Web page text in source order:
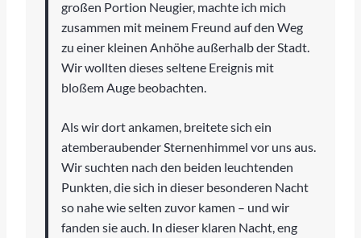
großen Portion Neugier, machte ich mich
zusammen mit meinem Freund auf den Weg
zu einer kleinen Anhöhe außerhalb der Stadt.
Wir wollten dieses seltene Ereignis mit
bloßem Auge beobachten.
Als wir dort ankamen, breitete sich ein
atemberaubender Sternenhimmel vor uns aus.
Wir suchten nach den beiden leuchtenden
Punkten, die sich in dieser besonderen Nacht
so nahe wie selten zuvor kamen – und wir
fanden sie auch. In dieser klaren Nacht, eng